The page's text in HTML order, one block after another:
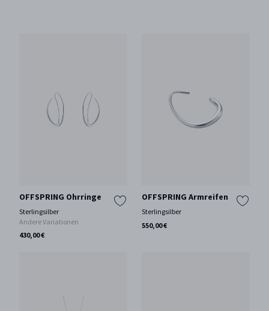
OFFSPRING Ohrringe
Sterlingsilber
Andere Variationen
430,00 €
OFFSPRING Armreifen
Sterlingsilber
550,00 €